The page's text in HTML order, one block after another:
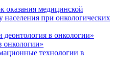
оказания медицинской
при онкологических
в онкологии»
онкологии»
технологии в